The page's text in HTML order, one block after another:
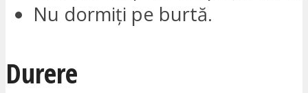
Nu dormiți pe burtă.
Durere